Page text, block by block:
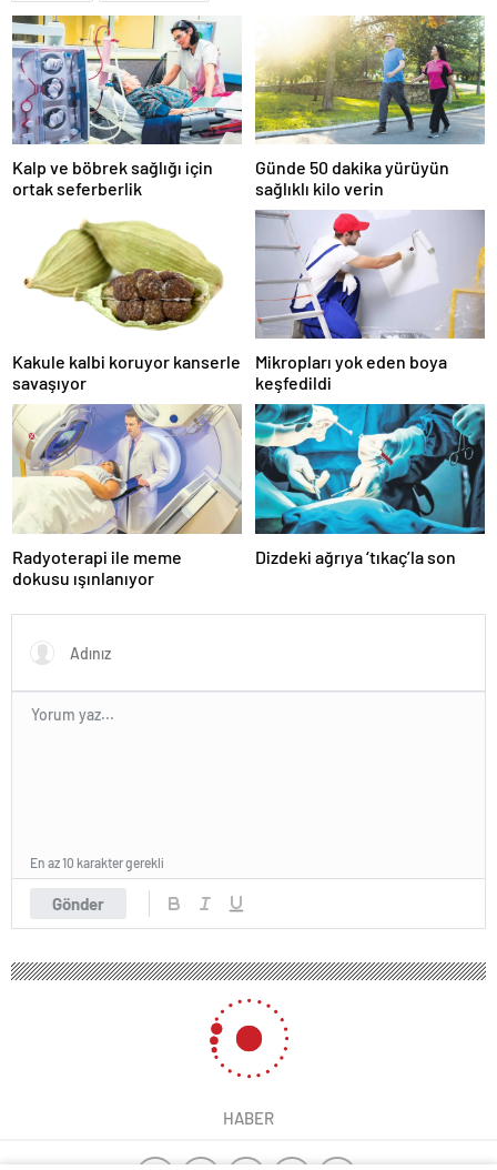
Kalp ve böbrek sağlığı için
ortak seferberlik
Günde 50 dakika yürüyün
sağlıklı kilo verin
Kakule kalbi koruyor kanserle
savaşıyor
Mikropları yok eden boya
keşfedildi
Radyoterapi ile meme
dokusu ışınlanıyor
Dizdeki ağrıya ‘tıkaç’la son
Gönder
En az 10 karakter gerekli
HABER